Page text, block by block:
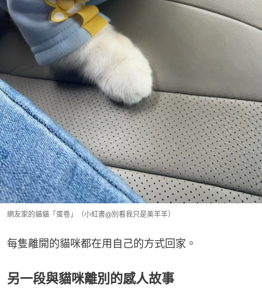
網友家的貓貓「蛋卷」（小紅書@別看我只是美羊羊）
每隻離開的貓咪都在用自己的方式回家。
另一段與貓咪離別的感人故事